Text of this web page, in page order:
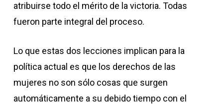
atribuirse todo el mérito de la victoria. Todas
fueron parte integral del proceso.
Lo que estas dos lecciones implican para la
política actual es que los derechos de las
mujeres no son sólo cosas que surgen
automáticamente a su debido tiempo con el